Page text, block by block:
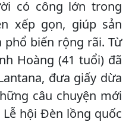
có công lớn trong
xếp gọn, giúp sản
phổ biến rộng rãi. Từ
Hoàng (41 tuổi) đã
đưa giấy dừa
câu chuyện mới
Lễ hội Đèn lồng quốc